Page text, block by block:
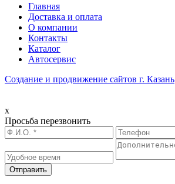
Главная
Доставка и оплата
О компании
Контакты
Каталог
Автосервис
Создание и продвижение сайтов г. Казань
x
Просьба перезвонить